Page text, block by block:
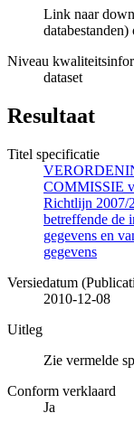
Link naar
Niveau
dataset
Resultaat
Titel specificatie
COMMISSIE
Richtlijn 2007/
betreffende de
gegevens en
gegevens
Versiedatum
2010-12-08
Uitleg
Zie vermelde
Conform verklaard
Ja